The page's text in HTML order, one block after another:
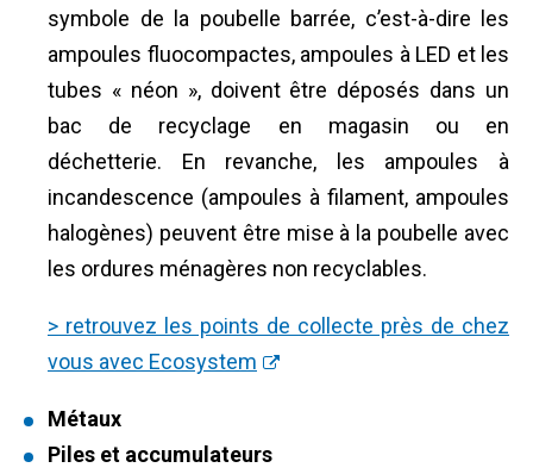
symbole de la poubelle barrée, c’est-à-dire les
ampoules fluocompactes, ampoules à LED et les
tubes « néon », doivent être déposés dans un
bac de recyclage en magasin ou en
déchetterie. En revanche, les ampoules à
incandescence (ampoules à filament, ampoules
halogènes) peuvent être mise à la poubelle avec
les ordures ménagères non recyclables.
> retrouvez les points de collecte près de chez
vous avec Ecosystem
Métaux
Piles et accumulateurs